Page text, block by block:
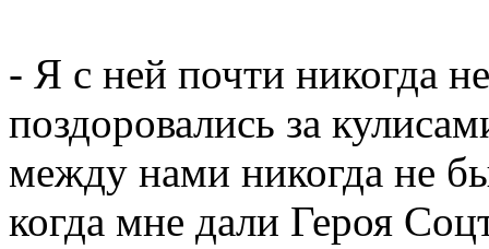
- Я с ней почти никогда
поздоровались за
между нами никогда не
когда мне дали Героя